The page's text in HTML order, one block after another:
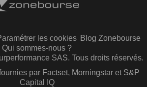
les cookies Blog Zonebourse
Qui sommes-nous ?
SAS. Tous droits réservés.
par Factset, Morningstar et S&P
Capital IQ